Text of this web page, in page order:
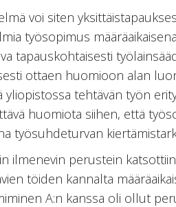
voi siten
työsopimus
tapauskohtaisesti
ottaen huomioon alan
yliopistossa tehtävän työn
huomiota siihen, että
työsuhdeturvan
ilmenevin perustein
töiden kannalta
A:n kanssa oli ollut